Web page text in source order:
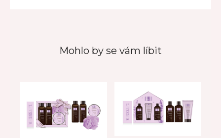
Mohlo by se vám líbit